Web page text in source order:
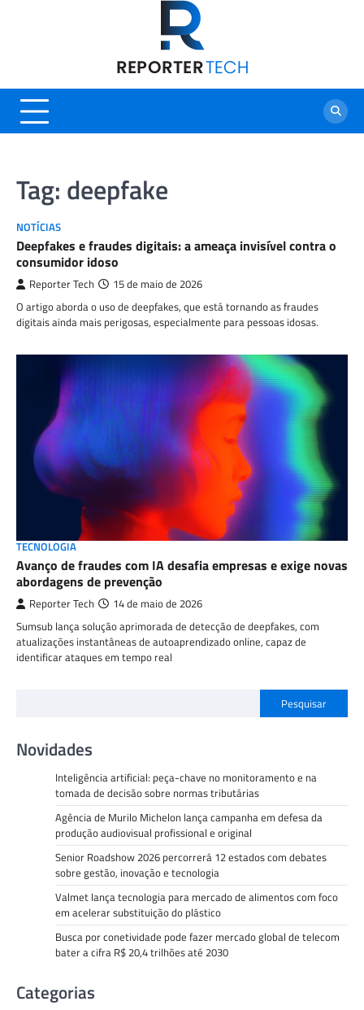
Tag: deepfake
NOTÍCIAS
Deepfakes e fraudes digitais: a ameaça invisível contra o
consumidor idoso
Reporter Tech 15 de maio de 2026
O artigo aborda o uso de deepfakes, que está tornando as fraudes
digitais ainda mais perigosas, especialmente para pessoas idosas.
TECNOLOGIA
Avanço de fraudes com IA desafia empresas e exige novas
abordagens de prevenção
Reporter Tech 14 de maio de 2026
Sumsub lança solução aprimorada de detecção de deepfakes, com
atualizações instantâneas de autoaprendizado online, capaz de
identificar ataques em tempo real
Pesquisar
Novidades
Inteligência artificial: peça-chave no monitoramento e na
tomada de decisão sobre normas tributárias
Agência de Murilo Michelon lança campanha em defesa da
produção audiovisual profissional e original
Senior Roadshow 2026 percorrerá 12 estados com debates
sobre gestão, inovação e tecnologia
Valmet lança tecnologia para mercado de alimentos com foco
em acelerar substituição do plástico
Busca por conetividade pode fazer mercado global de telecom
bater a cifra R$ 20,4 trilhões até 2030
Categorias